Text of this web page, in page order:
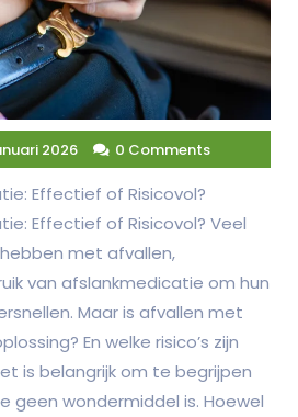
2026 0 Comments
Effectief of Risicovol?
Effectief of Risicovol? Veel
met afvallen,
van afslankmedicatie om hun
Maar is afvallen met
En welke risico’s zijn
is belangrijk om te begrijpen
geen wondermiddel is. Hoewel